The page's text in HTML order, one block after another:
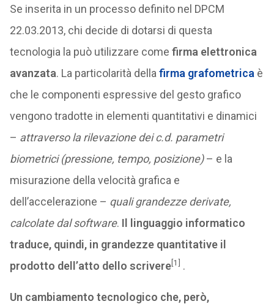
Se inserita in un processo definito nel DPCM
22.03.2013, chi decide di dotarsi di questa
tecnologia la può utilizzare come firma elettronica
avanzata. La particolarità della firma grafometrica è
che le componenti espressive del gesto grafico
vengono tradotte in elementi quantitativi e dinamici
– attraverso la rilevazione dei c.d. parametri
biometrici (pressione, tempo, posizione)– e la
misurazione della velocità grafica e
dell’accelerazione – quali grandezze derivate,
calcolate dal software. Il linguaggio informatico
traduce, quindi, in grandezze quantitative il
prodotto dell’atto dello scrivere[1] .
Un cambiamento tecnologico che, però,